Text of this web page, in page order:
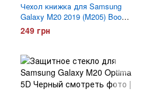
Чехол книжка для Samsung
Galaxy M20 2019 (M205) Book
Cover Leather Gelius Черный
249 грн